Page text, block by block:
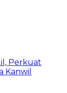
Perkuat
Kanwil